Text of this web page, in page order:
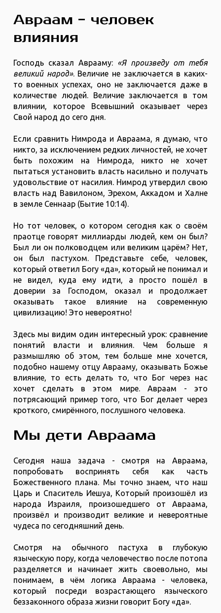
Авраам - человек
влияния
Господь сказал Аврааму: «Я произведу от тебя
великий народ». Величие не заключается в каких-
то военных успехах, оно не заключается даже в
количестве людей. Величие заключается в том
влиянии, которое Всевышний оказывает через
Свой народ до сего дня.
Если сравнить Нимрода и Авраама, я думаю, что
никто, за исключением редких личностей, не хочет
быть похожим на Нимрода, никто не хочет
пытаться установить власть насильно и получать
удовольствие от насилия. Нимрод утвердил свою
власть над Вавилоном, Эрехом, Аккадом и Халне
в земле Сеннаар (Бытие 10:14).
Но тот человек, о котором сегодня как о своём
праотце говорят миллиарды людей, кем он был?
Был ли он полководцем или великим царём? Нет,
он был пастухом. Представьте себе, человек,
который ответил Богу «да», который не понимал и
не видел, куда ему идти, а просто пошёл в
доверии за Господом, оказал и продолжает
оказывать такое влияние на современную
цивилизацию! Это невероятно!
Здесь мы видим один интересный урок: сравнение
понятий власти и влияния. Чем больше я
размышляю об этом, тем больше мне хочется,
подобно нашему отцу Аврааму, оказывать Божье
влияние, то есть делать то, что Бог через нас
хочет сделать в этом мире. Авраам - это
потрясающий пример того, что Бог делает через
кроткого, смирённого, послушного человека.
Мы дети Авраама
Сегодня наша задача - смотря на Авраама,
попробовать воспринять себя как часть
Божественного плана. Мы точно знаем, что наш
Царь и Спаситель Иешуа, Который произошёл из
народа Израиля, произошедшего от Авраама,
произвёл и производит великие и невероятные
чудеса по сегодняшний день.
Смотря на обычного пастуха в глубокую
языческую пору, когда человечество после потопа
разделяется и начинает жить своевольно, мы
понимаем, в чём логика Авраама - человека,
который посреди возрастающего языческого
беззаконного образа жизни говорит Богу «да».